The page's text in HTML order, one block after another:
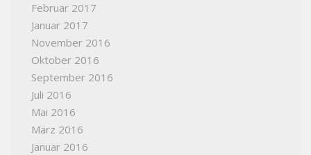
Februar 2017
Januar 2017
November 2016
Oktober 2016
September 2016
Juli 2016
Mai 2016
März 2016
Januar 2016